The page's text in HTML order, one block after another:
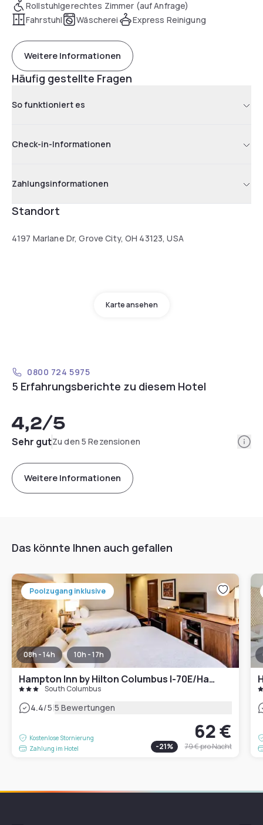
Rollstuhlgerechtes Zimmer (auf Anfrage)
Fahrstuhl
Wäscherei Express Reinigung
Weitere Informationen
Häufig gestellte Fragen
So funktioniert es
Check-in-Informationen
Zahlungsinformationen
Standort
4197 Marlane Dr, Grove City, OH 43123, USA
Karte ansehen
0800 724 5975
5 Erfahrungsberichte zu diesem Hotel
4,2/5
Sehr gutZu den 5 Rezensionen
Weitere Informationen
Das könnte Ihnen auch gefallen
Poolzugang inklusive
08h - 14h 10h - 17h
Hampton Inn by Hilton Columbus I-70E/Hamilton Rd.
South Columbus
4.4/5|5 Bewertungen
Kostenlose Stornierung
Zahlung im Hotel
62 €
-21% 79 €pro Nacht